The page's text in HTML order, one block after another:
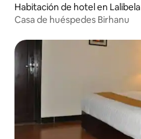
Habitación de hotel en Lalibela
Casa de huéspedes Birhanu